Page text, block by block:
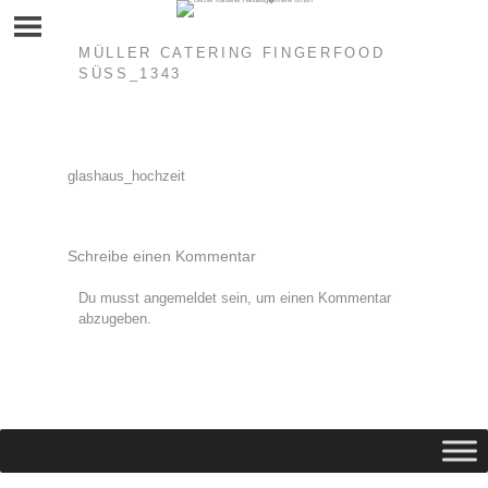
MÜLLER CATERING FINGERFOOD
SÜSS_1343
Beitragsnavigation
glashaus_hochzeit
Schreibe einen Kommentar
Du musst angemeldet sein, um einen Kommentar
abzugeben.